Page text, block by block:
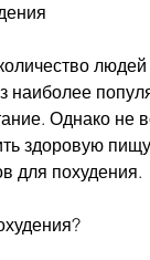
наиболее
Однако не
здоровую
для похудения.